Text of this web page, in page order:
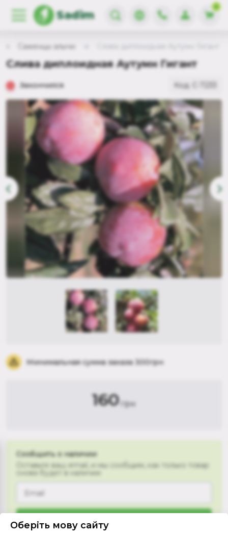
Оберіть мову сайту
Sadim
0
Саженцы алычи
Слива диплоидная Аутумн Гигант
Закончился Код: С-7233
Минимальная сумма заказа 300грн
160 грн
Сообщить о наличии
Оставьте ваш email, и мы сообщим, как только товар
снова будет в наличии
Сообщить